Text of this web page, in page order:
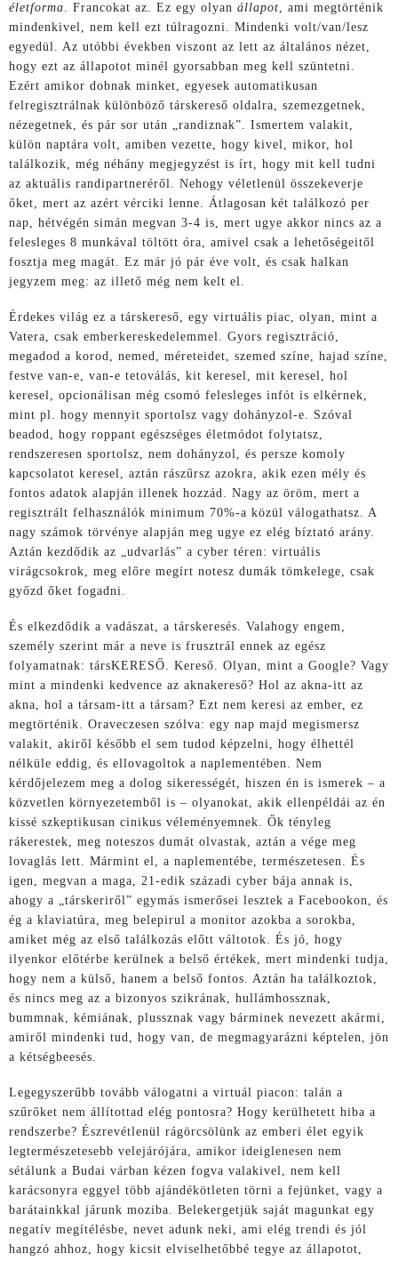
életforma. Francokat az. Ez egy olyan állapot, ami megtörténik
mindenkivel, nem kell ezt túlragozni. Mindenki volt/van/lesz
egyedül. Az utóbbi években viszont az lett az általános nézet,
hogy ezt az állapotot minél gyorsabban meg kell szüntetni.
Ezért amikor dobnak minket, egyesek automatikusan
felregisztrálnak különböző társkereső oldalra, szemezgetnek,
nézegetnek, és pár sor után „randiznak”. Ismertem valakit,
külön naptára volt, amiben vezette, hogy kivel, mikor, hol
találkozik, még néhány megjegyzést is írt, hogy mit kell tudni
az aktuális randipartneréről. Nehogy véletlenül összekeverje
őket, mert az azért vérciki lenne. Átlagosan két találkozó per
nap, hétvégén simán megvan 3-4 is, mert ugye akkor nincs az a
felesleges 8 munkával töltött óra, amivel csak a lehetőségeitől
fosztja meg magát. Ez már jó pár éve volt, és csak halkan
jegyzem meg: az illető még nem kelt el.
Érdekes világ ez a társkereső, egy virtuális piac, olyan, mint a
Vatera, csak emberkereskedelemmel. Gyors regisztráció,
megadod a korod, nemed, méreteidet, szemed színe, hajad színe,
festve van-e, van-e tetoválás, kit keresel, mit keresel, hol
keresel, opcionálisan még csomó felesleges infót is elkérnek,
mint pl. hogy mennyit sportolsz vagy dohányzol-e. Szóval
beadod, hogy roppant egészséges életmódot folytatsz,
rendszeresen sportolsz, nem dohányzol, és persze komoly
kapcsolatot keresel, aztán rászűrsz azokra, akik ezen mély és
fontos adatok alapján illenek hozzád. Nagy az öröm, mert a
regisztrált felhasználók minimum 70%-a közül válogathatsz. A
nagy számok törvénye alapján meg ugye ez elég bíztató arány.
Aztán kezdődik az „udvarlás” a cyber téren: virtuális
virágcsokrok, meg előre megírt notesz dumák tömkelege, csak
győzd őket fogadni.
És elkezdődik a vadászat, a társkeresés. Valahogy engem,
személy szerint már a neve is frusztrál ennek az egész
folyamatnak: társKERESŐ. Kereső. Olyan, mint a Google? Vagy
mint a mindenki kedvence az aknakereső? Hol az akna-itt az
akna, hol a társam-itt a társam? Ezt nem keresi az ember, ez
megtörténik. Oraveczesen szólva: egy nap majd megismersz
valakit, akiről később el sem tudod képzelni, hogy élhettél
nélküle eddig, és ellovagoltok a naplementében. Nem
kérdőjelezem meg a dolog sikerességét, hiszen én is ismerek – a
közvetlen környezetemből is – olyanokat, akik ellenpéldái az én
kissé szkeptikusan cinikus véleményemnek. Ők tényleg
rákerestek, meg noteszos dumát olvastak, aztán a vége meg
lovaglás lett. Mármint el, a naplementébe, természetesen. És
igen, megvan a maga, 21-edik századi cyber bája annak is,
ahogy a „társkeriről” egymás ismerősei lesztek a Facebookon, és
ég a klaviatúra, meg belepirul a monitor azokba a sorokba,
amiket még az első találkozás előtt váltotok. És jó, hogy
ilyenkor előtérbe kerülnek a belső értékek, mert mindenki tudja,
hogy nem a külső, hanem a belső fontos. Aztán ha találkoztok,
és nincs meg az a bizonyos szikrának, hullámhossznak,
bummnak, kémiának, plussznak vagy bárminek nevezett akármi,
amiről mindenki tud, hogy van, de megmagyarázni képtelen, jön
a kétségbeesés.
Legegyszerűbb tovább válogatni a virtuál piacon: talán a
szűrőket nem állítottad elég pontosra? Hogy kerülhetett hiba a
rendszerbe? Észrevétlenül rágörcsölünk az emberi élet egyik
legtermészetesebb velejárójára, amikor ideiglenesen nem
sétálunk a Budai várban kézen fogva valakivel, nem kell
karácsonyra eggyel több ajándékötleten törni a fejünket, vagy a
barátainkkal járunk moziba. Belekergetjük saját magunkat egy
negatív megítélésbe, nevet adunk neki, ami elég trendi és jól
hangzó ahhoz, hogy kicsit elviselhetőbbé tegye az állapotot,